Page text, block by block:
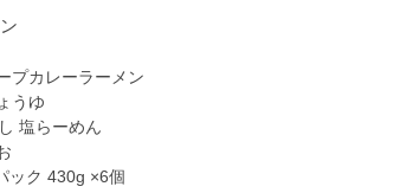
プカレーラーメン
うゆ
塩らーめん
ック 430g ×6個